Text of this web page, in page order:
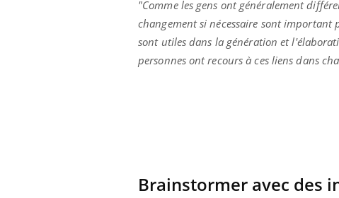
"Comme les gens ont généralement
changement si nécessaire sont
sont utiles dans la génération et
personnes ont recours à ces liens dans
Brainstormer avec des
Cancer colorectal : une
stratégie simple aurait
changé la donne au Pays
basque